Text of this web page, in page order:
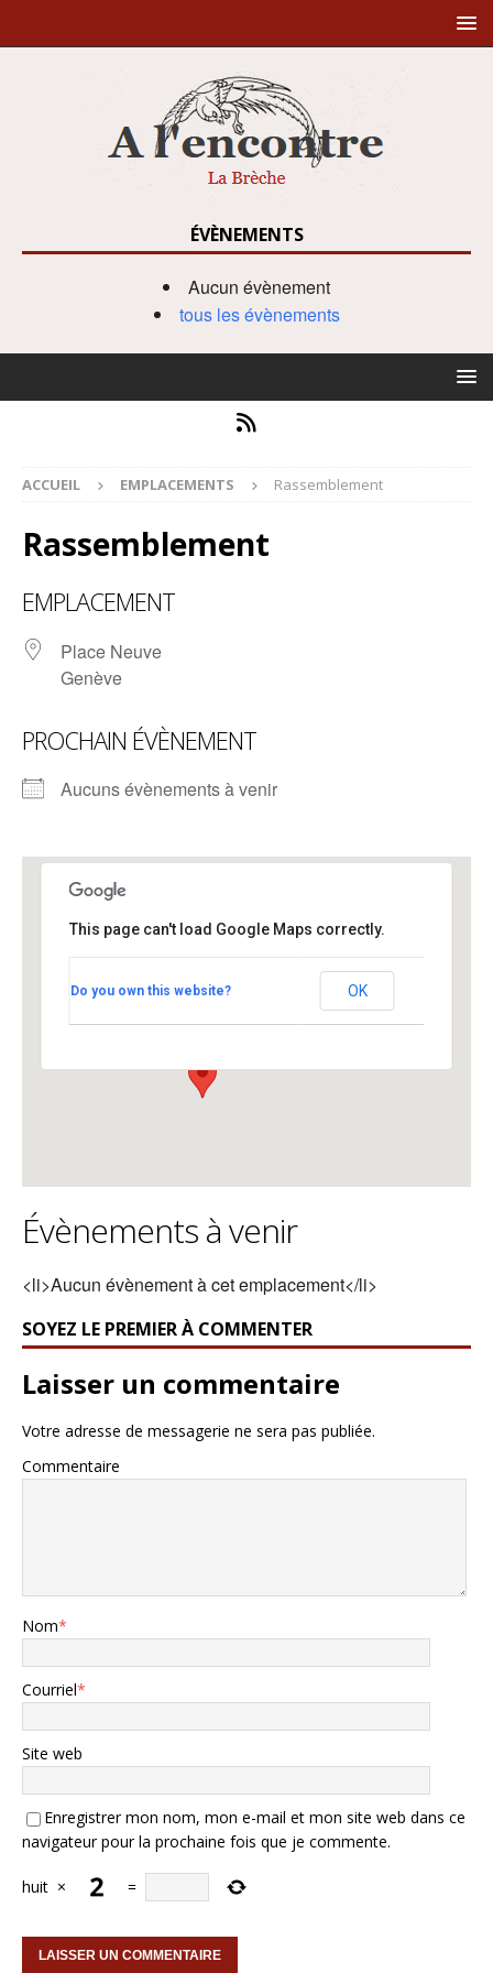
ÉVÈNEMENTS
Aucun évènement
tous les évènements
ACCUEIL EMPLACEMENTS Rassemblement
Rassemblement
EMPLACEMENT
Place Neuve
Genève
PROCHAIN ÉVÈNEMENT
Aucuns évènements à venir
Voir Évènements
This page can't load Google Maps correctly.
Do you own this website? OK
Évènements à venir
<li>Aucun évènement à cet emplacement</li>
SOYEZ LE PREMIER À COMMENTER
Laisser un commentaire
Votre adresse de messagerie ne sera pas publiée.
Commentaire
Nom*
Courriel*
Site web
Enregistrer mon nom, mon e-mail et mon site web dans ce
navigateur pour la prochaine fois que je commente.
huit × =